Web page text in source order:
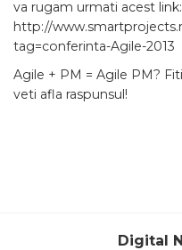
va rugam urmati acest link:
http://
tag=conferinta-Agile-2013
Agile + PM = Agile PM?
veti afla raspunsul!
Digital